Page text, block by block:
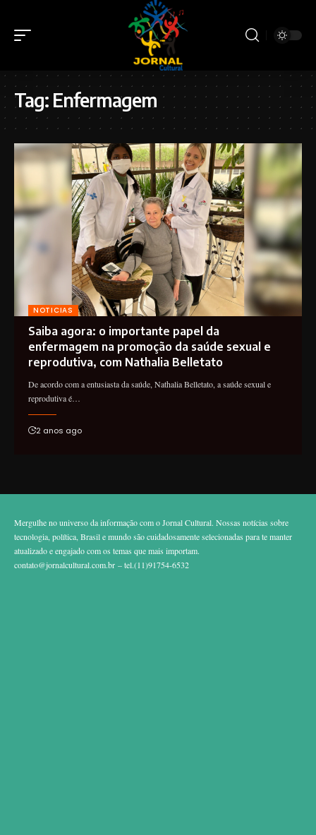
Tag: Enfermagem
NOTICIAS
Saiba agora: o importante papel da
enfermagem na promoção da saúde sexual e
reprodutiva, com Nathalia Belletato
De acordo com a entusiasta da saúde, Nathalia Belletato, a saúde sexual e
reprodutiva é…
2 anos ago
Mergulhe no universo da informação com o Jornal Cultural. Nossas notícias sobre
tecnologia, política, Brasil e mundo são cuidadosamente selecionadas para te manter
atualizado e engajado com os temas que mais importam.
contato@jornalcultural.com.br – tel.(11)91754-6532